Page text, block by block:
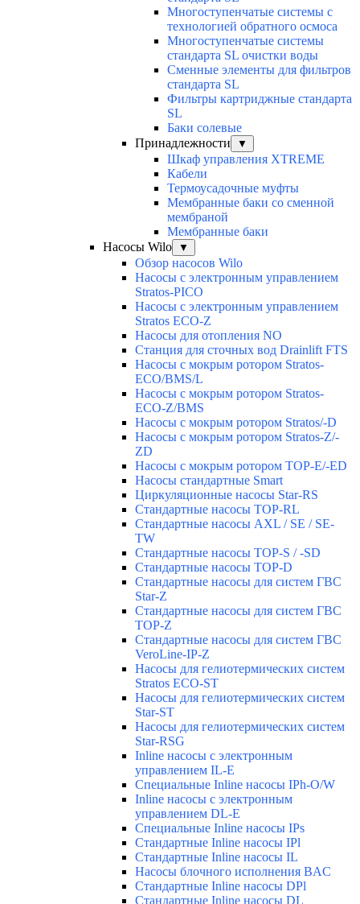
Многоступенчатые системы с
технологией обратного осмоса
Многоступенчатые системы
стандарта SL очистки воды
Cменные элементы для фильтров
стандарта SL
Фильтры картриджные стандарта
SL
Баки солевые
Принадлежности
▼
Шкаф управления XTREME
Кабели
Термоусадочные муфты
Мембранные баки со сменной
мембраной
Мембранные баки
Насосы Wilo
▼
Обзор насосов Wilo
Насосы с электронным управлением
Stratos-PICO
Насосы с электронным управлением
Stratos ECO-Z
Насосы для отопления NO
Станция для сточных вод Drainlift FTS
Насосы с мокрым ротором Stratos-
ECO/BMS/L
Насосы с мокрым ротором Stratos-
ECO-Z/BMS
Насосы с мокрым ротором Stratos/-D
Насосы с мокрым ротором Stratos-Z/-
ZD
Насосы с мокрым ротором TOP-E/-ED
Насосы стандартные Smart
Циркуляционные насосы Star-RS
Стандартные насосы TOP-RL
Стандартные насосы AXL / SE / SE-
TW
Стандартные насосы TOP-S / -SD
Стандартные насосы TOP-D
Стандартные насосы для систем ГВС
Star-Z
Стандартные насосы для систем ГВС
TOP-Z
Стандартные насосы для систем ГВС
VeroLine-IP-Z
Насосы для гелиотермических систем
Stratos ECO-ST
Насосы для гелиотермических систем
Star-ST
Насосы для гелиотермических систем
Star-RSG
Inline насосы с электронным
управлением IL-E
Специальные Inline насосы IPh-O/W
Inline насосы с электронным
управлением DL-E
Специальные Inline насосы IPs
Стандартные Inline насосы IPl
Стандартные Inline насосы IL
Насосы блочного исполнения BAC
Стандартные Inline насосы DPl
Стандартные Inline насосы DL